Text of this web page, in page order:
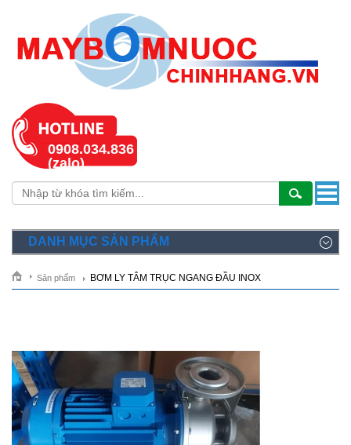
0908.034.836
(zalo)
DANH MỤC SẢN PHẨM
Sản phẩm BƠM LY TÂM TRỤC NGANG ĐẦU INOX